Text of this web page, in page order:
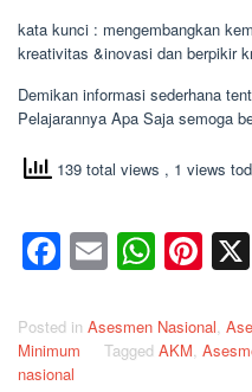
kata kunci : mengembangkan
kreativitas &inovasi dan berpikir
Demikan informasi sederhana
Pelajarannya Apa Saja semoga
139 total views , 1 views
Facebook
Email
Posted in Asesmen Nasional
Minimum
Tagged AKM
nasional